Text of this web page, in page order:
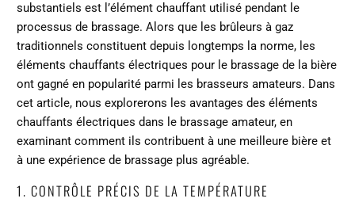
substantiels est l’élément chauffant utilisé pendant le
processus de brassage. Alors que les brûleurs à gaz
traditionnels constituent depuis longtemps la norme, les
éléments chauffants électriques pour le brassage de la bière
ont gagné en popularité parmi les brasseurs amateurs. Dans
cet article, nous explorerons les avantages des éléments
chauffants électriques dans le brassage amateur, en
examinant comment ils contribuent à une meilleure bière et
à une expérience de brassage plus agréable.
1. CONTRÔLE PRÉCIS DE LA TEMPÉRATURE